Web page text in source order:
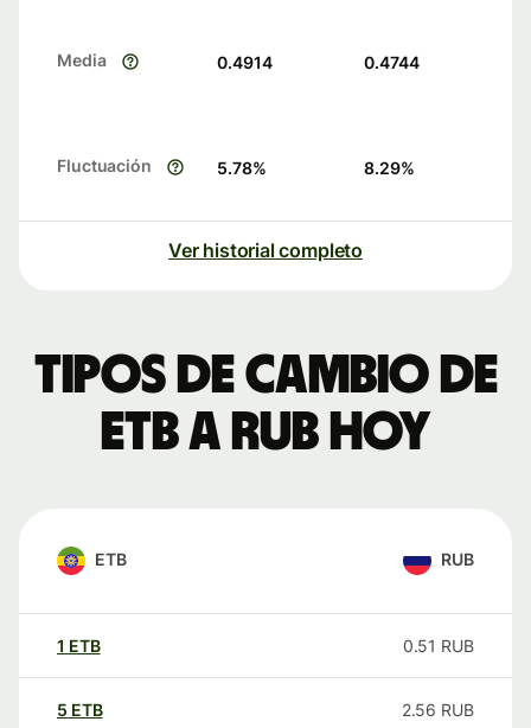
Media 0.4914 0.4744
Fluctuación 5.78% 8.29%
Ver historial completo
Tipos de cambio de
ETB a RUB hoy
ETB RUB
1 ETB 0.51 RUB
5 ETB 2.56 RUB